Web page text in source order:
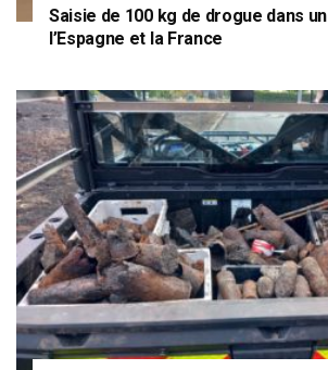
Saisie de 100 kg de drogue dans
l’Espagne et la France